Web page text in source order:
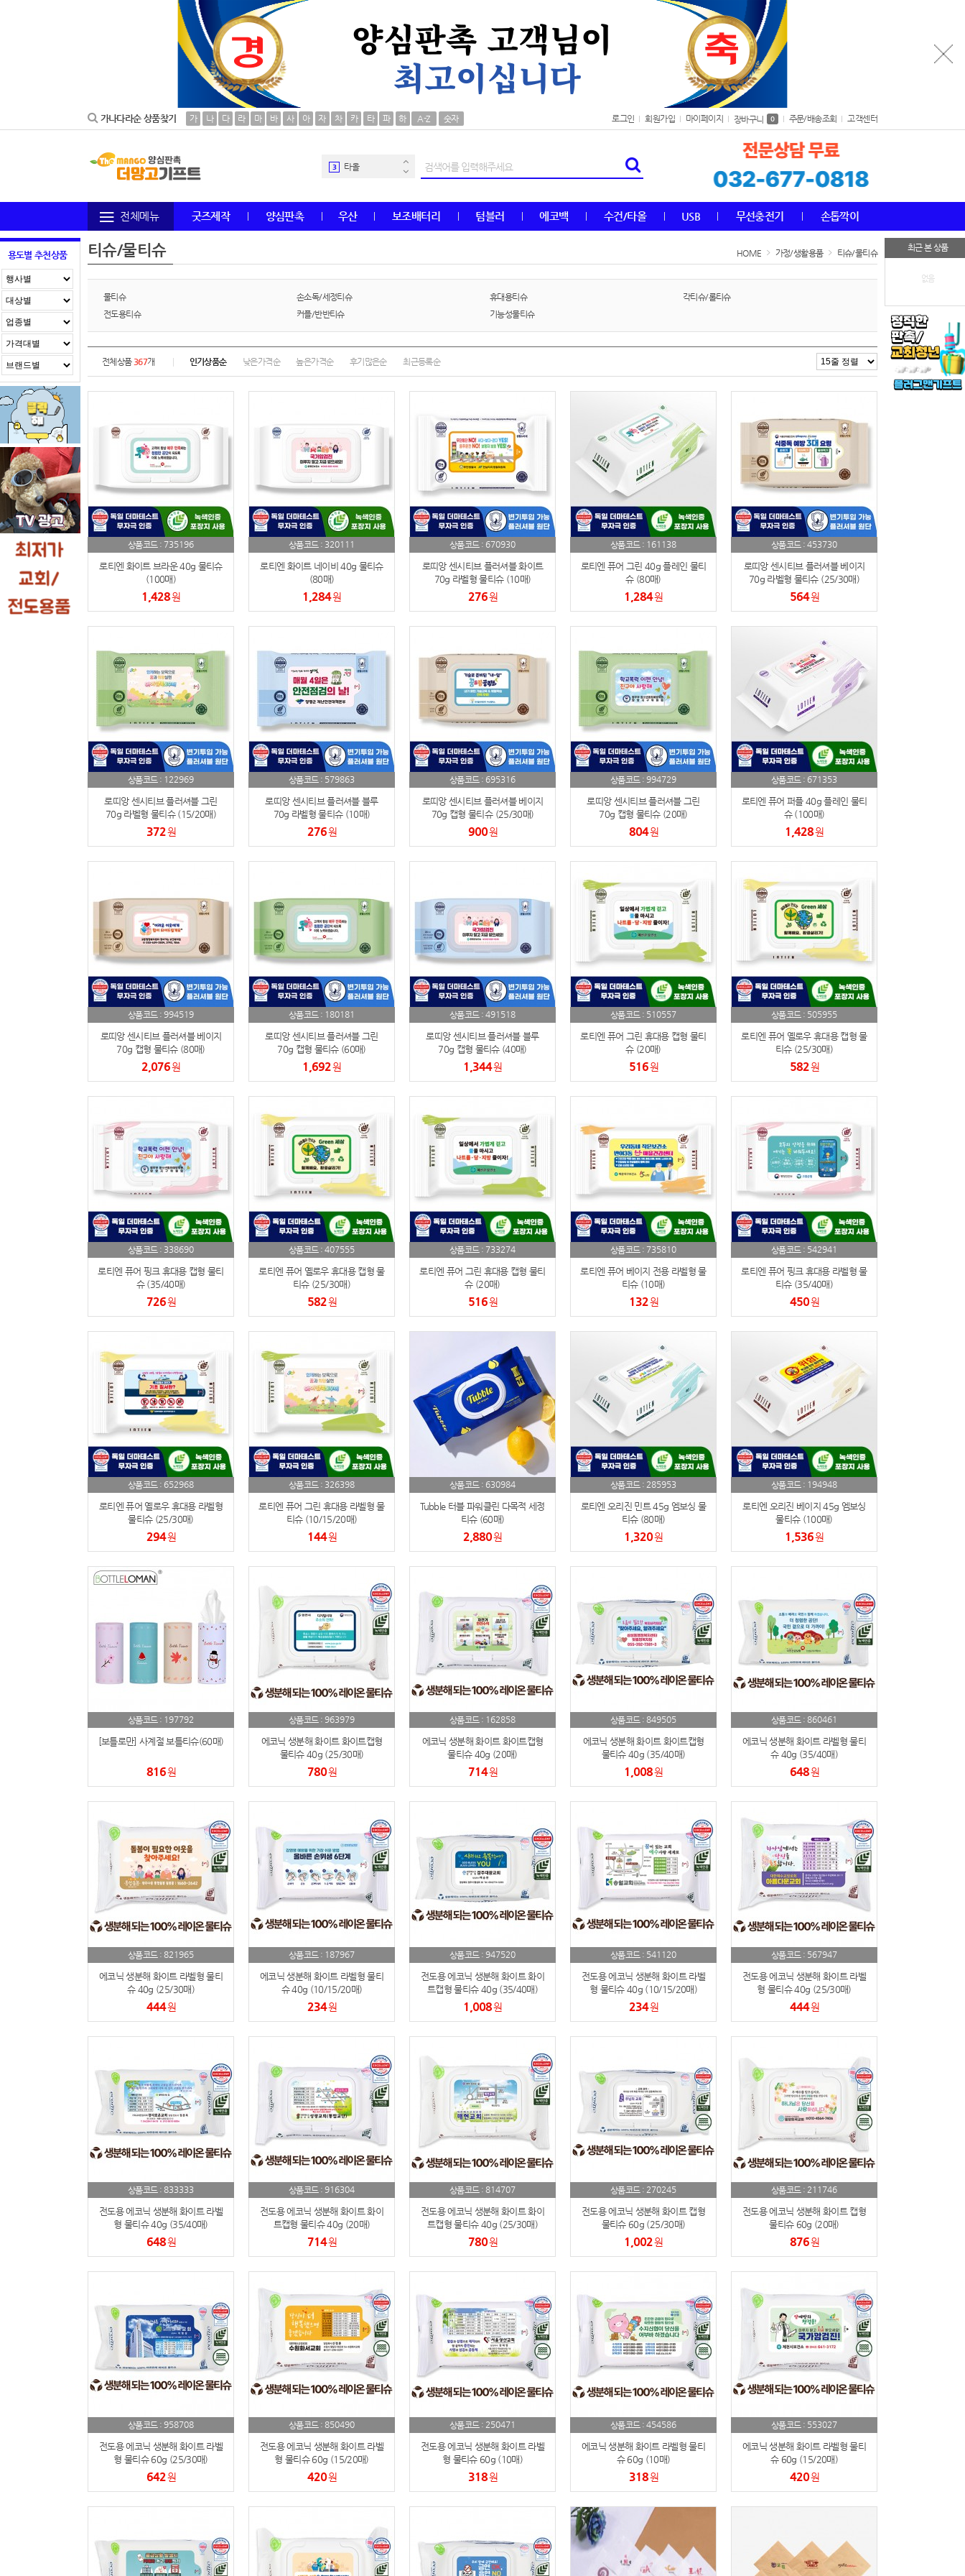
가나다라순 상품찾기 가 나 다 라 마 바 사 아 자 차 카 타 파 하 A-Z 숫자 로그인 회원가입 마이페이지 장바구니 0 주문/배송조회 고객센터
3 타올
5 볼펜
양심판촉
7 여행
파우치
12 보조배터리
13 송월타올
14 에코백
15 AP-100025
16
17 AP-100050
19 스테들러
20 구급
22 티슈
23 손톱
24
25 AP-100071
27 AP-100052
28 AP-100150
29 AP-100084
AP-100106
1 우산
2 AP-100062
4
볼펜
6 양심판촉
7 여행
8 텀블러
9
11 usb
12 보조배터리
13 송월타올
14 에코백
15 AP-100025
쿠션
19 스테들러
20 구급
22 티슈
23 손톱
26 보냉
27 AP-100052
AP-100150
전체메뉴 굿즈제작 양심판촉 우산 보조배터리 텀블러 에코백 수건/타올 USB 무선충전기 손톱깍이
용도별 추천상품
최근 본 상품
없음
티슈/물티슈 HOME 가정/생활용품 티슈/물티슈
물티슈 손소독/세정티슈 휴대용티슈
각티슈/롤티슈
전도용티슈
커플/반반티슈 기능성물티슈
전체상품 367개 인기상품순 낮은가격순 높은가격순 후기많은순 최근등록순
상품코드 : 735196
로티엔 화이트 브라운 40g 물티슈
(100매)
1,428원
상품코드 : 320111
로티엔 화이트 네이비 40g 물티슈
(80매)
1,284원
상품코드 : 670930
로띠앙 센시티브 플러셔블 화이트
70g 라벨형 물티슈 (10매)
276원
상품코드 : 161138
로티엔 퓨어 그린 40g 플레인 물티
슈 (80매)
1,284원
상품코드 : 453730
로띠앙 센시티브 플러셔블 베이지
70g 라벨형 물티슈 (25/30매)
564원
상품코드 : 122969
로띠앙 센시티브 플러셔블 그린
70g 라벨형 물티슈 (15/20매)
372원
상품코드 : 579863
로띠앙 센시티브 플러셔블 블루
70g 라벨형 물티슈 (10매)
276원
상품코드 : 695316
로띠앙 센시티브 플러셔블 베이지
70g 캡형 물티슈 (25/30매)
900원
상품코드 : 994729
로띠앙 센시티브 플러셔블 그린
70g 캡형 물티슈 (20매)
804원
상품코드 : 671353
로티엔 퓨어 퍼플 40g 플레인 물티
슈 (100매)
1,428원
상품코드 : 994519
로띠앙 센시티브 플러셔블 베이지
70g 캡형 물티슈 (80매)
2,076원
상품코드 : 180181
로띠앙 센시티브 플러셔블 그린
70g 캡형 물티슈 (60매)
1,692원
상품코드 : 491518
로띠앙 센시티브 플러셔블 블루
70g 캡형 물티슈 (40매)
1,344원
상품코드 : 510557
로티엔 퓨어 그린 휴대용 캡형 물티
슈 (20매)
516원
상품코드 : 505955
로티엔 퓨어 옐로우 휴대용 캡형 물
티슈 (25/30매)
582원
상품코드 : 338690
로티엔 퓨어 핑크 휴대용 캡형 물티
슈 (35/40매)
726원
상품코드 : 407555
로티엔 퓨어 옐로우 휴대용 캡형 물
티슈 (25/30매)
582원
상품코드 : 733274
로티엔 퓨어 그린 휴대용 캡형 물티
슈 (20매)
516원
상품코드 : 735810
로티엔 퓨어 베이지 전용 라벨형 물
티슈 (10매)
132원
상품코드 : 542941
로티엔 퓨어 핑크 휴대용 라벨형 물
티슈 (35/40매)
450원
상품코드 : 652968
로티엔 퓨어 옐로우 휴대용 라벨형
물티슈 (25/30매)
294원
상품코드 : 326398
로티엔 퓨어 그린 휴대용 라벨형 물
티슈 (10/15/20매)
144원
상품코드 : 630984
Tubble 터블 파워클린 다목적 세정
티슈 (60매)
2,880원
상품코드 : 285953
로티엔 오리진 민트 45g 엠보싱 물
티슈 (80매)
1,320원
상품코드 : 194948
로티엔 오리진 베이지 45g 엠보싱
물티슈 (100매)
1,536원
상품코드 : 197792
[보틀로만] 사계절 보틀티슈(60매)
816원
상품코드 : 963979
에코닉 생분해 화이트 화이트캡형
물티슈 40g (25/30매)
780원
상품코드 : 162858
에코닉 생분해 화이트 화이트캡형
물티슈 40g (20매)
714원
상품코드 : 849505
에코닉 생분해 화이트 화이트캡형
물티슈 40g (35/40매)
1,008원
상품코드 : 860461
에코닉 생분해 화이트 라벨형 물티
슈 40g (35/40매)
648원
상품코드 : 821965
에코닉 생분해 화이트 라벨형 물티
슈 40g (25/30매)
444원
상품코드 : 187967
에코닉 생분해 화이트 라벨형 물티
슈 40g (10/15/20매)
234원
상품코드 : 947520
전도용 에코닉 생분해 화이트 화이
트캡형 물티슈 40g (35/40매)
1,008원
상품코드 : 541120
전도용 에코닉 생분해 화이트 라벨
형 물티슈 40g (10/15/20매)
234원
상품코드 : 567947
전도용 에코닉 생분해 화이트 라벨
형 물티슈 40g (25/30매)
444원
상품코드 : 833333
전도용 에코닉 생분해 화이트 라벨
형 물티슈 40g (35/40매)
648원
상품코드 : 916304
전도용 에코닉 생분해 화이트 화이
트캡형 물티슈 40g (20매)
714원
상품코드 : 814707
전도용 에코닉 생분해 화이트 화이
트캡형 물티슈 40g (25/30매)
780원
상품코드 : 270245
전도용 에코닉 생분해 화이트 캡형
물티슈 60g (25/30매)
1,002원
상품코드 : 211746
전도용 에코닉 생분해 화이트 캡형
물티슈 60g (20매)
876원
상품코드 : 958708
전도용 에코닉 생분해 화이트 라벨
형 물티슈 60g (25/30매)
642원
상품코드 : 850490
전도용 에코닉 생분해 화이트 라벨
형 물티슈 60g (15/20매)
420원
상품코드 : 250471
전도용 에코닉 생분해 화이트 라벨
형 물티슈 60g (10매)
318원
상품코드 : 454586
에코닉 생분해 화이트 라벨형 물티
슈 60g (10매)
318원
상품코드 : 553027
에코닉 생분해 화이트 라벨형 물티
슈 60g (15/20매)
420원